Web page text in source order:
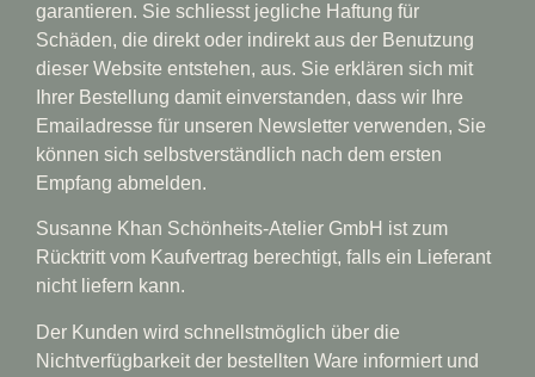
garantieren. Sie schliesst jegliche Haftung für
Schäden, die direkt oder indirekt aus der Benutzung
dieser Website entstehen, aus. Sie erklären sich mit
Ihrer Bestellung damit einverstanden, dass wir Ihre
Emailadresse für unseren Newsletter verwenden, Sie
können sich selbstverständlich nach dem ersten
Empfang abmelden.
Susanne Khan Schönheits-Atelier GmbH ist zum
Rücktritt vom Kaufvertrag berechtigt, falls ein Lieferant
nicht liefern kann.
Der Kunden wird schnellstmöglich über die
Nichtverfügbarkeit der bestellten Ware informiert und